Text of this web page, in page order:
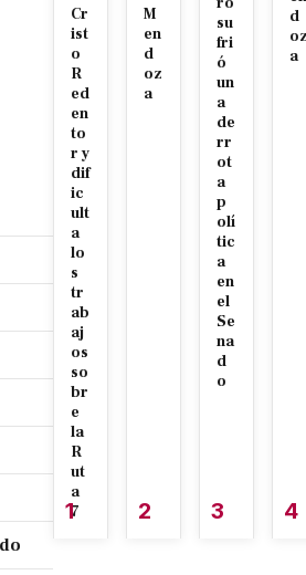
Cr
ist
o
R
ed
en
to
r y
dif
ic
ult
a
lo
s
tr
ab
aj
os
so
br
e
la
R
ut
a
7
1
M
en
d
oz
a
2
su
fri
ó
un
a
de
rr
ot
a
p
olí
tic
a
en
el
Se
na
d
o
3
d
oz
a
4